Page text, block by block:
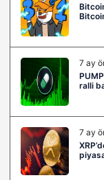
7 ay
ralli
7 ay